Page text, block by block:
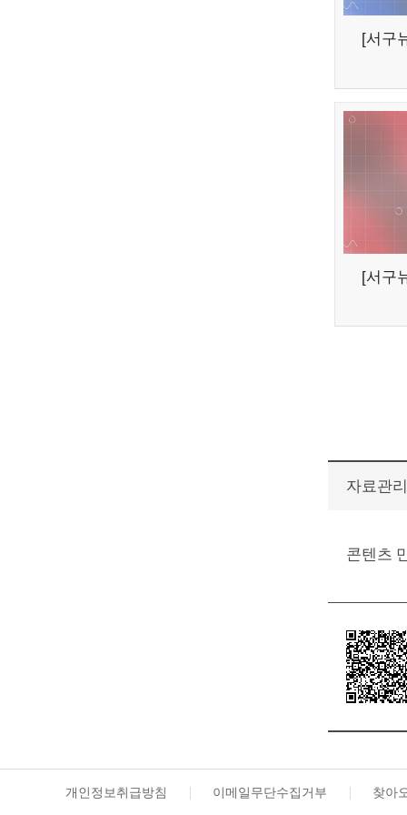
[서구
[서구
자료관
콘텐츠
개인정보취급방침 이메일무단수집거부 찾아